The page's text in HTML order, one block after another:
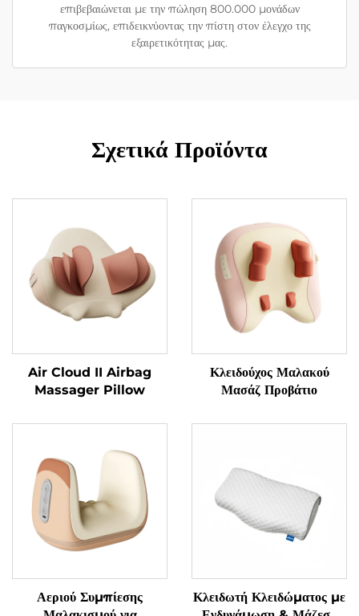
επιβεβαιώνεται με την πώληση 800.000 μονάδων
παγκοσμίως, επιδεικνύοντας την πίστη στον έλεγχο της
εξαιρετικότητας μας.
Σχετικά Προϊόντα
Air Cloud II Airbag
Massager Pillow
Κλειδούχος Μαλακού
Μασάζ Προβάτιο
Αεριού Συμπίεσης
Κλειδωτή Κλειδώματος με